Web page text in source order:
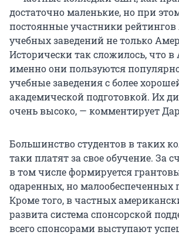
достаточно маленькие, но при
постоянные участники
учебных заведений не только
Исторически так сложилось, что
именно они пользуются
учебные заведения с более
академической подготовкой. Их
очень высоко, — комментирует
Большинство студентов в таких
таки платят за свое обучение. За
в том числе формируется
одаренных, но малообеспеченных
Кроме того, в частных
развита система спонсорской
всего спонсорами выступают